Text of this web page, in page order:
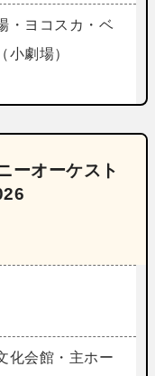
・ヨコスカ・ベ
小劇場）
ーオーケスト
化会館・主ホー